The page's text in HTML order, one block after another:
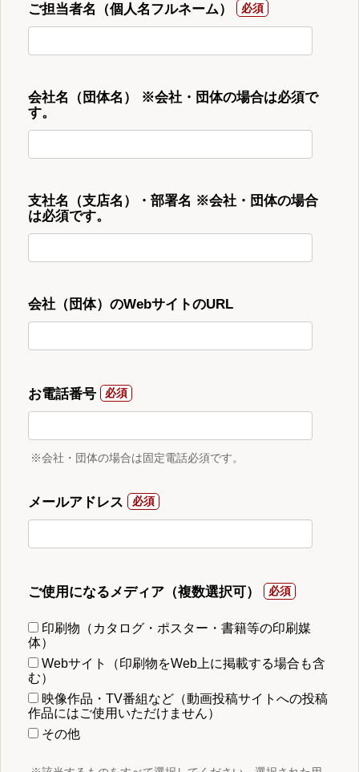
ご担当者名（個人名フルネーム）
会社名（団体名） ※会社・団体の場合は必須で
す。
支社名（支店名）・部署名 ※会社・団体の場合
は必須です。
会社（団体）のWebサイトのURL
お電話番号
※会社・団体の場合は固定電話必須です。
メールアドレス
ご使用になるメディア（複数選択可）
印刷物（カタログ・ポスター・書籍等の印刷媒
体）
Webサイト（印刷物をWeb上に掲載する場合も含
む）
映像作品・TV番組など（動画投稿サイトへの投稿
作品にはご使用いただけません）
その他